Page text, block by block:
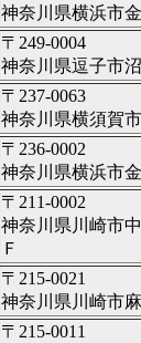
神奈川県横浜市
〒249-0004
神奈川県逗子市
〒237-0063
神奈川県横須賀
〒236-0002
神奈川県横浜市
〒211-0002
神奈川県川崎市
Ｆ
〒215-0021
神奈川県川崎市
〒215-0011